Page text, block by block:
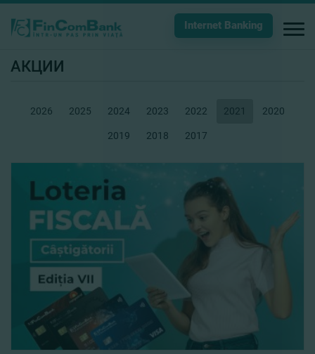
Internet Banking
АКЦИИ
2026 2025 2024 2023 2022 2021 2020
2019 2018 2017